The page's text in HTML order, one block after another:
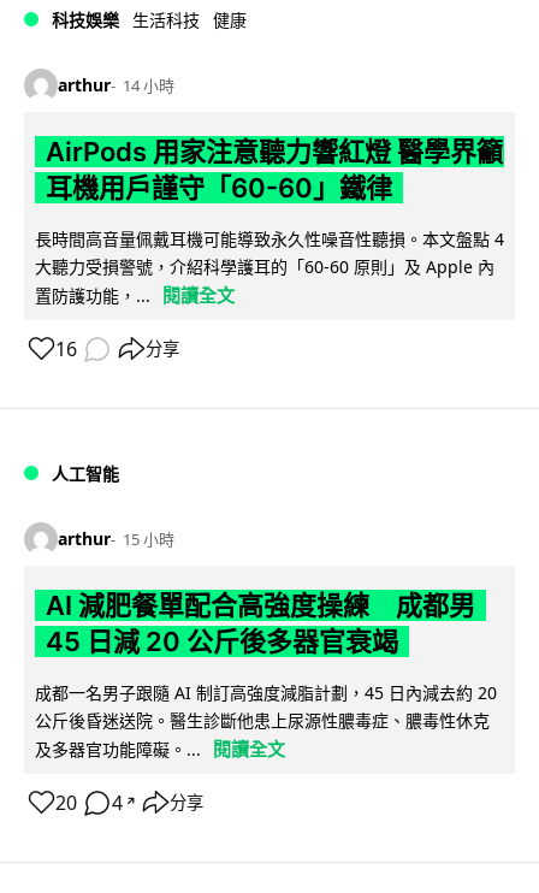
科技娛樂 生活科技 健康
arthur 14 小時
AirPods 用家注意聽力響紅燈 醫學界籲
耳機用戶謹守「60-60」鐵律
長時間高音量佩戴耳機可能導致永久性噪音性聽損。本文盤點 4
大聽力受損警號，介紹科學護耳的「60-60 原則」及 Apple 內
置防護功能，...
閱讀全文
16 分享
人工智能
arthur 15 小時
AI 減肥餐單配合高強度操練 成都男
45 日減 20 公斤後多器官衰竭
成都一名男子跟隨 AI 制訂高強度減脂計劃，45 日內減去約 20
公斤後昏迷送院。醫生診斷他患上尿源性膿毒症、膿毒性休克
及多器官功能障礙。...
閱讀全文
20 4 ↗ 分享